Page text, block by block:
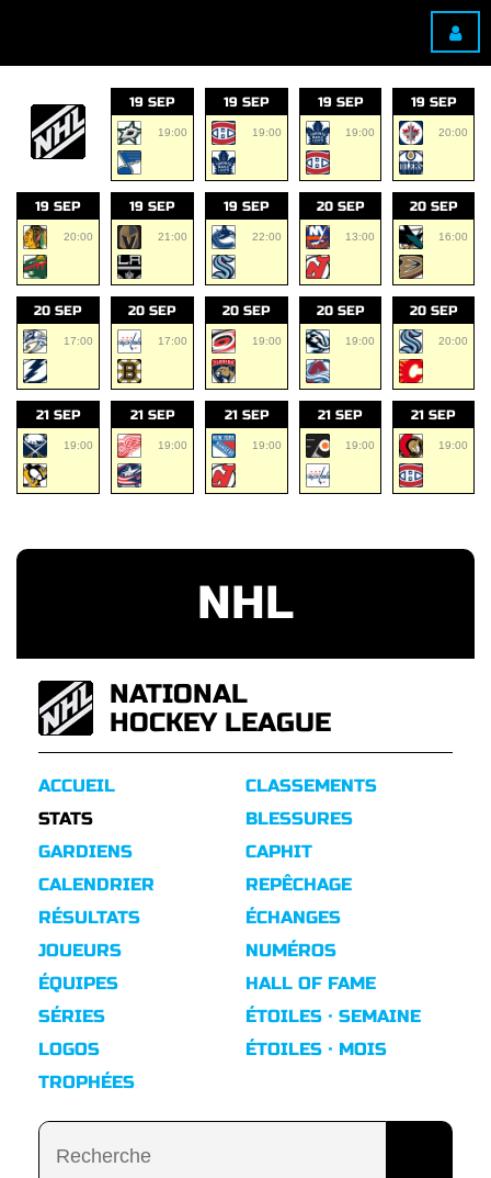
19 SEP
19:00
19 SEP
19:00
19 SEP
19:00
19 SEP
20:00
19 SEP
20:00
19 SEP
21:00
19 SEP
22:00
20 SEP
13:00
20 SEP
16:00
20 SEP
17:00
20 SEP
17:00
20 SEP
19:00
20 SEP
19:00
20 SEP
20:00
21 SEP
19:00
21 SEP
19:00
21 SEP
19:00
21 SEP
19:00
21 SEP
19:00
NHL
NATIONAL
HOCKEY LEAGUE
ACCUEIL
STATS
GARDIENS
CALENDRIER
RÉSULTATS
CLASSEMENTS
BLESSURES
CAPHIT
REPÊCHAGE
ÉCHANGES
JOUEURS
ÉQUIPES
SÉRIES
LOGOS
TROPHÉES
NUMÉROS
HALL OF FAME
ÉTOILES · SEMAINE
ÉTOILES · MOIS